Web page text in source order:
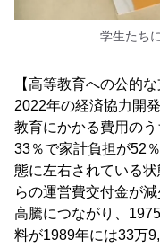
学生たち
【高等教育への公的
2022年の経済協力開
教育にかかる費用の
33％で家計負担が52
態に左右されている
らの運営費交付金が
高騰につながり、
料が1989年には33万